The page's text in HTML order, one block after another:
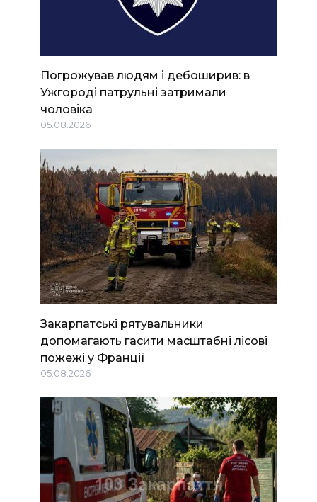
Погрожував людям і дебоширив: в
Ужгороді патрульні затримали
чоловіка
05.08.2026
Закарпатські рятувальники
допомагають гасити масштабні лісові
пожежі у Франції
05.08.2026